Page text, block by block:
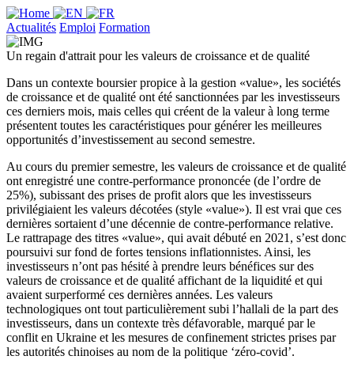
Actualités Emploi Formation
Un regain d'attrait pour les valeurs de croissance et de qualité
Dans un contexte boursier propice à la gestion «value», les sociétés
de croissance et de qualité ont été sanctionnées par les investisseurs
ces derniers mois, mais celles qui créent de la valeur à long terme
présentent toutes les caractéristiques pour générer les meilleures
opportunités d’investissement au second semestre.
Au cours du premier semestre, les valeurs de croissance et de qualité
ont enregistré une contre-performance prononcée (de l’ordre de
25%), subissant des prises de profit alors que les investisseurs
privilégiaient les valeurs décotées (style «value»). Il est vrai que ces
dernières sortaient d’une décennie de contre-performance relative.
Le rattrapage des titres «value», qui avait débuté en 2021, s’est donc
poursuivi sur fond de fortes tensions inflationnistes. Ainsi, les
investisseurs n’ont pas hésité à prendre leurs bénéfices sur des
valeurs de croissance et de qualité affichant de la liquidité et qui
avaient surperformé ces dernières années. Les valeurs
technologiques ont tout particulièrement subi l’hallali de la part des
investisseurs, dans un contexte très défavorable, marqué par le
conflit en Ukraine et les mesures de confinement strictes prises par
les autorités chinoises au nom de la politique ‘zéro-covid’.